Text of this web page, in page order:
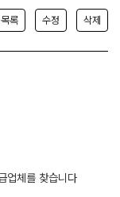
목록 수정 삭제
업체를 찾습니다